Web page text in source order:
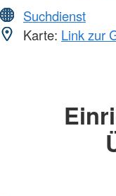
Suchdienst
Karte: Link zur